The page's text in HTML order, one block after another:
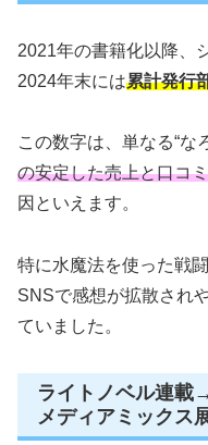
2021年の書籍化以降、
2024年末には累計発行
この数字は、単なる“な
の安定した売上と口コ
因といえます。
特に水魔法を使った戦
SNSで感想が拡散され
ていました。
ライトノベル連
メディアミックス